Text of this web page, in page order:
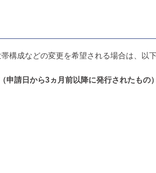
構成などの変更を希望される場合は、以
申請日から3ヵ月前以降に発行されたもの